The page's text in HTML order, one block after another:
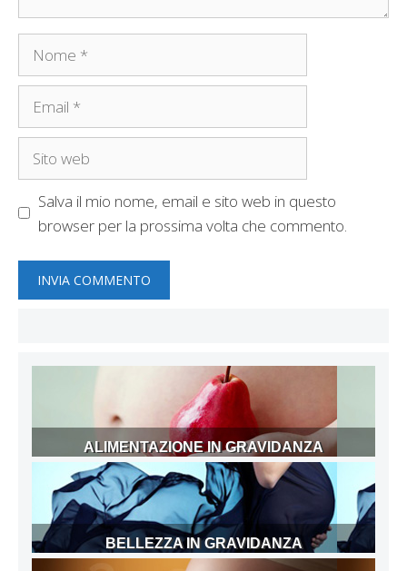
Salva il mio nome, email e sito web in questo
browser per la prossima volta che commento.
ALIMENTAZIONE IN GRAVIDANZA
BELLEZZA IN GRAVIDANZA